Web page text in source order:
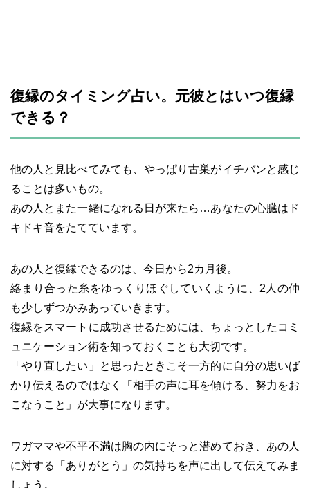
復縁のタイミング占い。元彼とはいつ復縁
できる？
他の人と見比べてみても、やっぱり古巣がイチバンと感じ
ることは多いもの。
あの人とまた一緒になれる日が来たら…あなたの心臓はド
キドキ音をたてています。
あの人と復縁できるのは、今日から2カ月後。
絡まり合った糸をゆっくりほぐしていくように、2人の仲
も少しずつかみあっていきます。
復縁をスマートに成功させるためには、ちょっとしたコミ
ュニケーション術を知っておくことも大切です。
「やり直したい」と思ったときこそ一方的に自分の思いば
かり伝えるのではなく「相手の声に耳を傾ける、努力をお
こなうこと」が大事になります。
ワガママや不平不満は胸の内にそっと潜めておき、あの人
に対する「ありがとう」の気持ちを声に出して伝えてみま
しょう。